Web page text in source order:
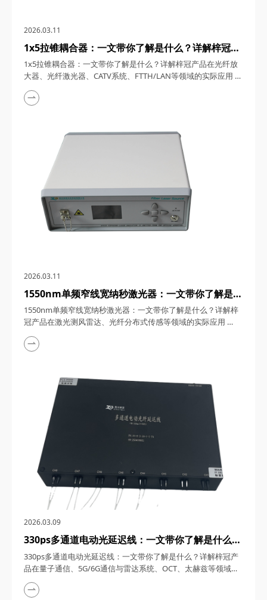
2026.03.11
1x5拉锥耦合器：一文带你了解是什么？详解梓冠产
品在光纤放大器、光纤激光器、CATV系统、
FTTH/LAN等领域的实际应用
1x5拉锥耦合器：一文带你了解是什么？详解梓冠产品在光纤放
大器、光纤激光器、CATV系统、FTTH/LAN等领域的实际应用
1x5拉锥耦合器，在光纤通信与传感技术迅猛发展的今天，凭借
其独特的设计、卓越的性能以及广泛的应用场景，成为了光纤网
款产品的内在魅力。 一、1...
2026.03.11
1550nm单频窄线宽纳秒激光器：一文带你了解是什
么？详解梓冠产品在激光测风雷达、光纤分布式传感
等领域的实际应用
1550nm单频窄线宽纳秒激光器：一文带你了解是什么？详解梓
冠产品在激光测风雷达、光纤分布式传感等领域的实际应用
1550nm单频窄线宽纳秒激光器，在激光技术的浩瀚星空中，犹
如一颗璀璨的明星，以其独特的光学特性和广泛的应用领域，吸
越的性能和稳定的表现，成为了市场上的热门之...
2026.03.09
330ps多通道电动光延迟线：一文带你了解是什么？
详解梓冠产品在量子通信、5G/6G通信与雷达系
统、OCT、太赫兹等领域的实际应用
330ps多通道电动光延迟线：一文带你了解是什么？详解梓冠产
品在量子通信、5G/6G通信与雷达系统、OCT、太赫兹等领域的
实际应用 330ps多通道电动光延迟线，在光通信与光电子技术的
飞速发展中，凭借其高精度、多通道、可调可控等特性，在量子